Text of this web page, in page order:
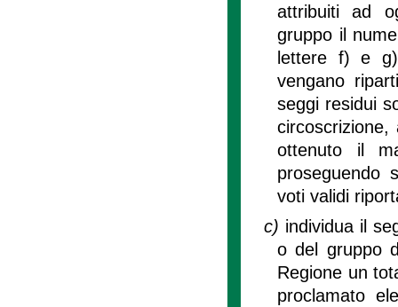
attribuiti ad
gruppo il
lettere f) e
vengano
seggi residui
circoscrizione,
ottenuto il
proseguendo
voti validi
c) individua il
o del gruppo
Regione un
proclamato